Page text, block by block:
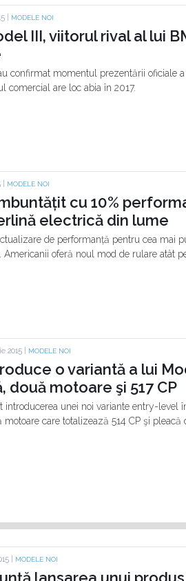
| MODELE NOI
III, viitorul rival al lui
confirmat momentul prezentării oficiale
comercial are loc abia în 2017.
MODELE NOI
cu 10%
electrică din lume
de performanță pentru cea mai
Americanii oferă noul mod de rulare atât
2015 | MODELE NOI
o variantă a lui
două motoare şi 517 CP
introducerea unei noi variante entry-level
motoare care totalizează 514 CP şi pleacă
| MODELE NOI
lansarea unui